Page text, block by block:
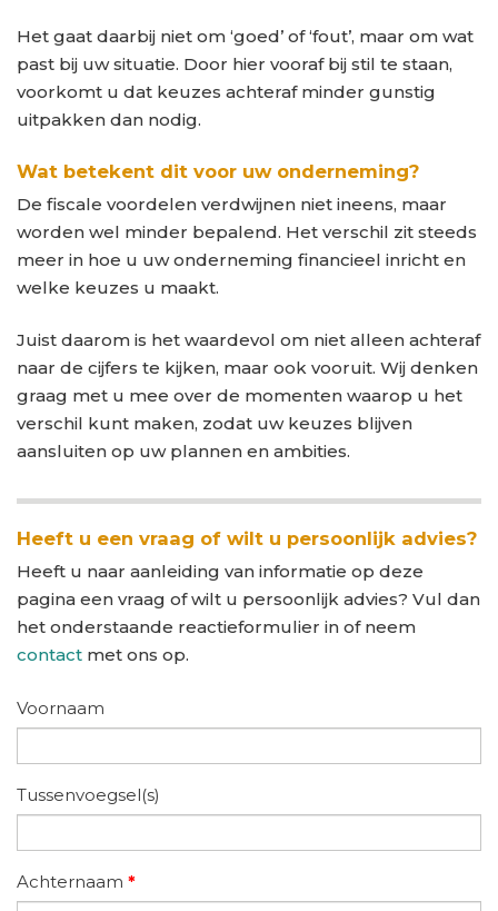
Het gaat daarbij niet om ‘goed’ of ‘fout’, maar om wat
past bij uw situatie. Door hier vooraf bij stil te staan,
voorkomt u dat keuzes achteraf minder gunstig
uitpakken dan nodig.
Wat betekent dit voor uw onderneming?
De fiscale voordelen verdwijnen niet ineens, maar
worden wel minder bepalend. Het verschil zit steeds
meer in hoe u uw onderneming financieel inricht en
welke keuzes u maakt.
Juist daarom is het waardevol om niet alleen achteraf
naar de cijfers te kijken, maar ook vooruit. Wij denken
graag met u mee over de momenten waarop u het
verschil kunt maken, zodat uw keuzes blijven
aansluiten op uw plannen en ambities.
Heeft u een vraag of wilt u persoonlijk advies?
Heeft u naar aanleiding van informatie op deze
pagina een vraag of wilt u persoonlijk advies? Vul dan
het onderstaande reactieformulier in of neem
contact met ons op.
Voornaam
Tussenvoegsel(s)
Achternaam *